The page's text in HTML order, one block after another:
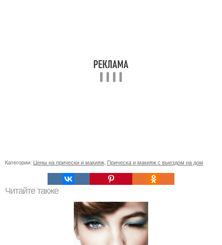
Категории: Цены на прически и макияж Прическа и макияж с выездом на дом
Читайте также